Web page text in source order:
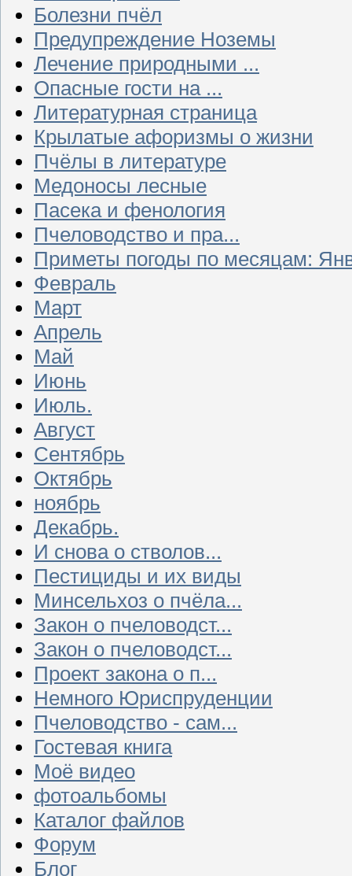
Болезни пчёл
Предупреждение Ноземы
Лечение природными ...
Опасные гости на ...
Литературная страница
Крылатые афоризмы о жизни
Пчёлы в литературе
Медоносы лесные
Пасека и фенология
Пчеловодство и пра...
Приметы погоды по месяцам:
Февраль
Март
Апрель
Май
Июнь
Июль.
Август
Сентябрь
Октябрь
ноябрь
Декабрь.
И снова о стволов...
Пестициды и их виды
Минсельхоз о пчёла...
Закон о пчеловодст...
Закон о пчеловодст...
Проект закона о п...
Немного Юриспруденции
Пчеловодство - сам...
Гостевая книга
Моё видео
фотоальбомы
Каталог файлов
Форум
Блог